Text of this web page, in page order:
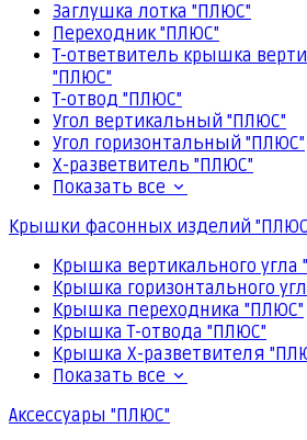
Заглушка лотка "ПЛЮС"
Переходник "ПЛЮС"
Т-ответвитель крышка
"ПЛЮС"
Т-отвод "ПЛЮС"
Угол вертикальный "ПЛЮС"
Угол горизонтальный "ПЛЮС"
Х-разветвитель "ПЛЮС"
Показать все
Крышки фасонных изделий
Крышка вертикального угла
Крышка горизонтального
Крышка переходника "ПЛЮС"
Крышка Т-отвода "ПЛЮС"
Крышка Х-разветвителя
Показать все
Аксессуары "ПЛЮС"